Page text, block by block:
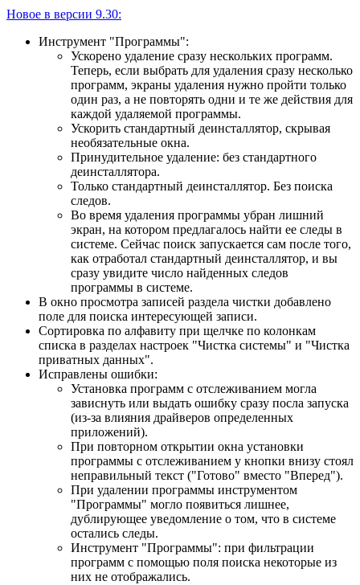
Новое в версии 9.30:
Инструмент "Программы":
Ускорено удаление сразу нескольких программ.
Теперь, если выбрать для удаления сразу несколько
программ, экраны удаления нужно пройти только
один раз, а не повторять одни и те же действия для
каждой удаляемой программы.
Ускорить стандартный деинсталлятор, скрывая
необязательные окна.
Принудительное удаление: без стандартного
деинсталлятора.
Только стандартный деинсталлятор. Без поиска
следов.
Во время удаления программы убран лишний
экран, на котором предлагалось найти ее следы в
системе. Сейчас поиск запускается сам после того,
как отработал стандартный деинсталлятор, и вы
сразу увидите число найденных следов
программы в системе.
В окно просмотра записей раздела чистки добавлено
поле для поиска интересующей записи.
Сортировка по алфавиту при щелчке по колонкам
списка в разделах настроек "Чистка системы" и "Чистка
приватных данных".
Исправлены ошибки:
Установка программ с отслеживанием могла
зависнуть или выдать ошибку сразу посла запуска
(из-за влияния драйверов определенных
приложений).
При повторном открытии окна установки
программы с отслеживанием у кнопки внизу стоял
неправильный текст ("Готово" вместо "Вперед").
При удалении программы инструментом
"Программы" могло появиться лишнее,
дублирующее уведомление о том, что в системе
остались следы.
Инструмент "Программы": при фильтрации
программ с помощью поля поиска некоторые из
них не отображались.